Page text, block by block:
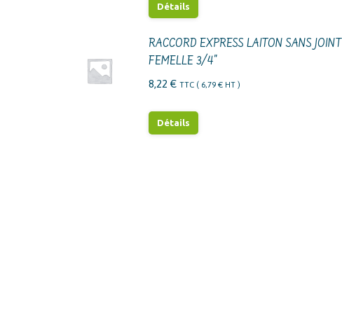
Détails
RACCORD EXPRESS LAITON SANS JOINT
FEMELLE 3/4"
8,22 € TTC ( 6,79 €HT )
Détails